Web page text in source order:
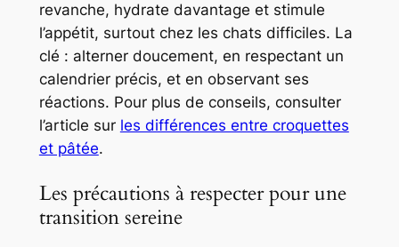
revanche, hydrate davantage et stimule
l’appétit, surtout chez les chats difficiles. La
clé : alterner doucement, en respectant un
calendrier précis, et en observant ses
réactions. Pour plus de conseils, consulter
l’article sur les différences entre croquettes
et pâtée.
Les précautions à respecter pour une
transition sereine